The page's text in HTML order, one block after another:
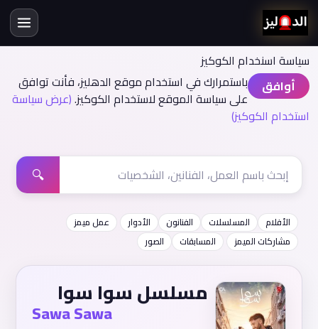
سياسة اسنخدام الكوكيز
أوافق
باستمرارك في استخدام موقع الدهليز، فأنت توافق
على سياسة الموقع لاستخدام الكوكيز.(عرض سياسة
استخدام الكوكيز)
🔍
الأفلام المسلسلات الفنانون الأدوار
عمل ميمز
مشاركات الميمز
المسابقات الصور
مسلسل سوا سوا
Sawa Sawa